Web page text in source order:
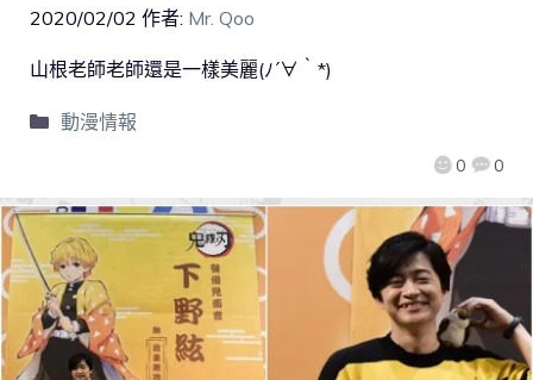
2020/02/02 作者: Mr. Qoo
0 0
山根老師老師還是一樣美麗(ﾉ´∀｀*)
動漫情報